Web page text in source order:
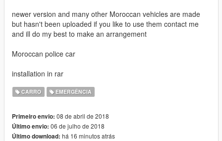
newer version and many other Moroccan vehicles are made
but hasn't been uploaded if you like to use them contact me
and ill do my best to make an arrangement
Moroccan police car
installation in rar
CARRO EMERGÊNCIA
Primeiro envio: 08 de abril de 2018
Último envio: 06 de julho de 2018
Último download: há 16 minutos atrás